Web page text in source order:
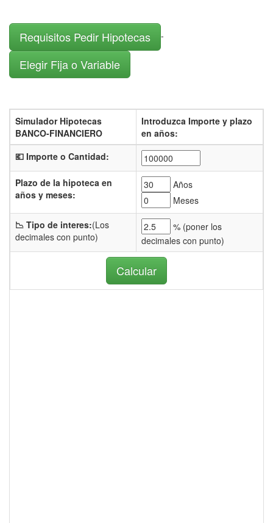
Requisitos Pedir Hipotecas -
Elegir Fija o Variable
Simulador Hipotecas
BANCO-FINANCIERO
Introduzca Importe y plazo
en años:
💶 Importe o Cantidad:
Plazo de la hipoteca en
años y meses:
Años
Meses
📉 Tipo de interes:(Los
decimales con punto)
% (poner los
decimales con punto)